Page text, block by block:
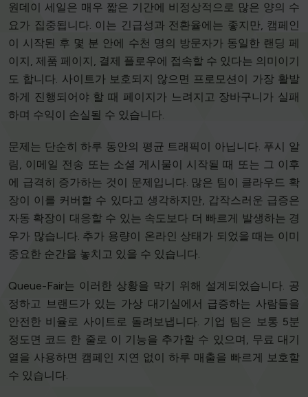
원데이 세일은 매우 짧은 기간에 비정상적으로 많은 양의 수
요가 집중됩니다. 이는 긴급성과 전환율에는 좋지만, 캠페인
이 시작된 후 몇 분 안에 수천 명의 방문자가 동일한 랜딩 페
이지, 제품 페이지, 결제 플로우에 접속할 수 있다는 의미이기
도 합니다. 사이트가 보호되지 않으면 프로모션이 가장 활발
하게 진행되어야 할 때 페이지가 느려지고 장바구니가 실패
하며 수익이 손실될 수 있습니다.
문제는 단순히 하루 동안의 평균 트래픽이 아닙니다. 푸시 알
림, 이메일 전송 또는 소셜 게시물이 시작될 때 또는 그 이후
에 급격히 증가하는 것이 문제입니다. 많은 팀이 클라우드 확
장이 이를 커버할 수 있다고 생각하지만, 갑작스러운 급증은
자동 확장이 대응할 수 있는 속도보다 더 빠르게 발생하는 경
우가 많습니다. 추가 용량이 온라인 상태가 되었을 때는 이미
중요한 순간을 놓치고 있을 수 있습니다.
Queue-Fair는 이러한 상황을 막기 위해 설계되었습니다. 공
정하고 브랜드가 있는 가상 대기실에서 급증하는 사람들을
안전한 비율로 사이트로 돌려보냅니다. 기업 팀은 보통 5분
정도면 코드 한 줄로 이 기능을 추가할 수 있으며, 무료 대기
열을 사용하면 캠페인 지연 없이 하루 매출을 빠르게 보호할
수 있습니다.